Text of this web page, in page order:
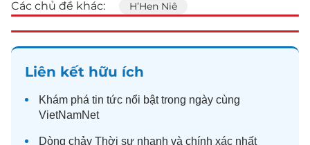
Các chủ đề khác: H’Hen Niê
Liên kết hữu ích
Khám phá tin tức nổi bật trong ngày cùng
VietNamNet
Dòng chảy Thời sự nhanh và chính xác nhất